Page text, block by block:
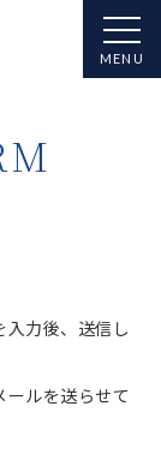
力後、送信し
ルを送らせて